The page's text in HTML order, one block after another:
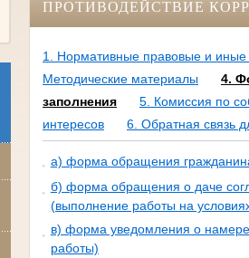
ПРОТИВОДЕЙСТВИЕ
1. Нормативные правовые и иные
Методические материалы
4.
заполнения
5. Комиссия по
интересов
6. Обратная связь
а) форма обращения
б) форма обращения о даче
(выполнение работы на
в) форма уведомления о
работы)